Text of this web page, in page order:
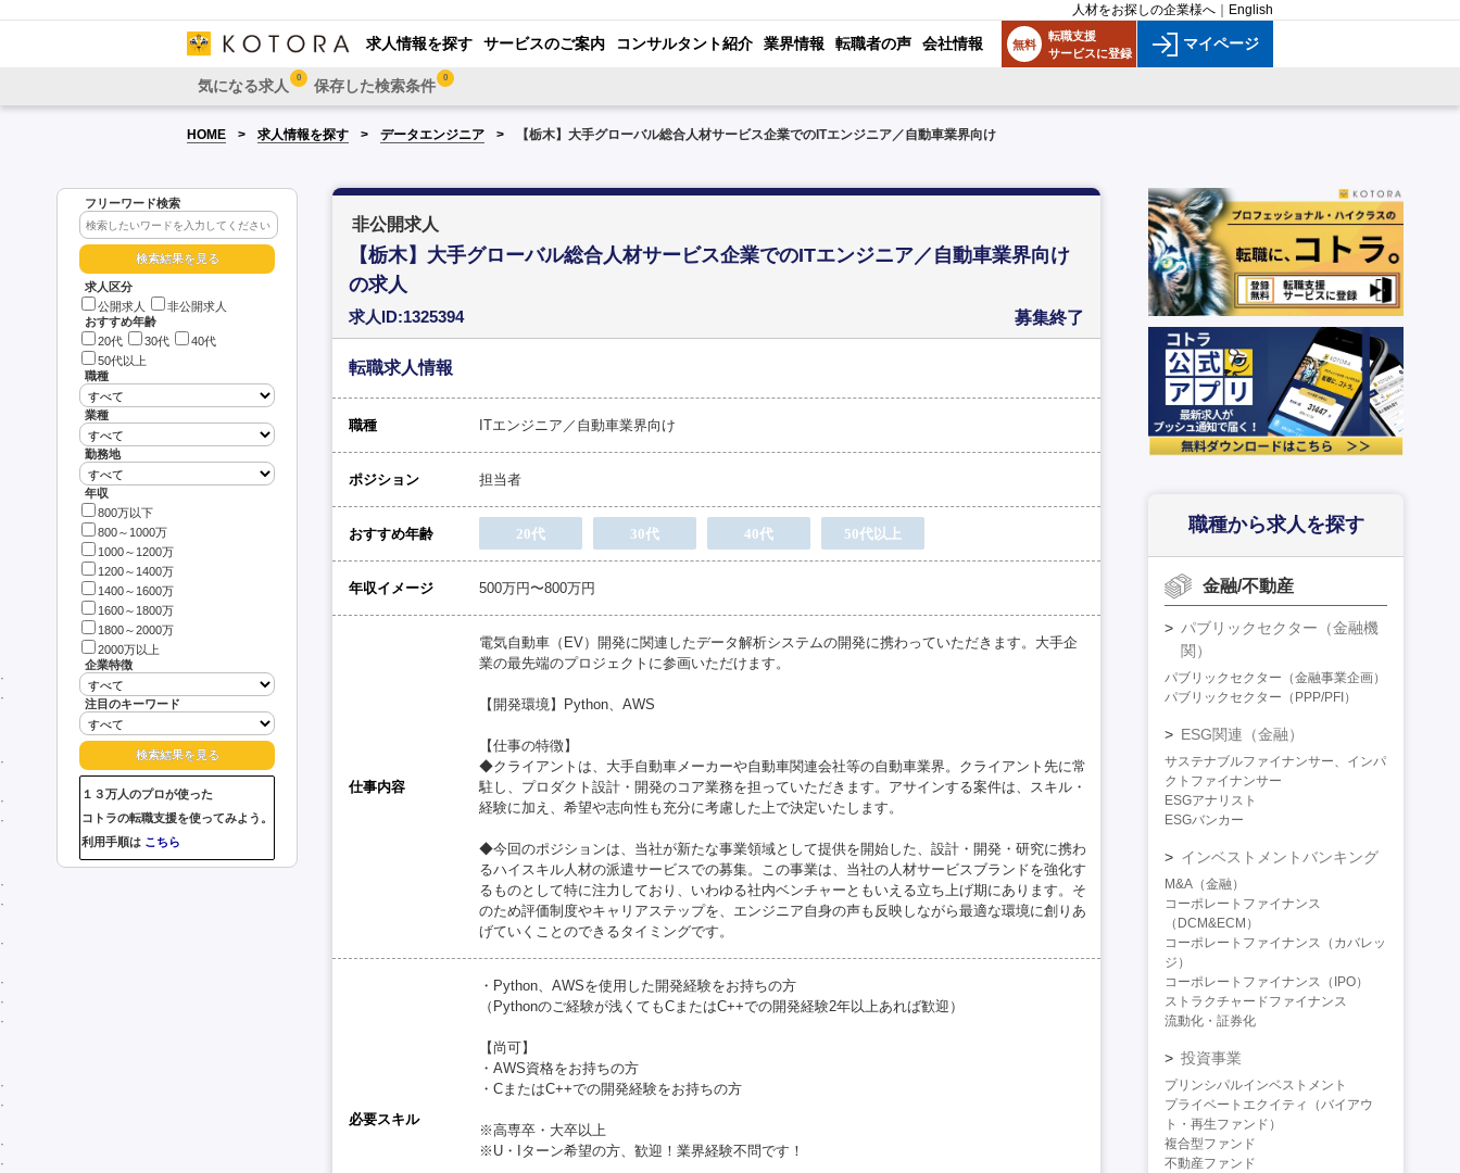
人材をお探しの企業様へ English
求人情報を探す サービスのご案内 コンサルタント紹介 業界情報 転職者の声 会社情報 無料
転職支援
サービスに登録
マイページ
気になる求人 0 保存した検索条件 0
HOME 求人情報を探す データエンジニア 【栃木】大手グローバル総合人材サービス企業でのITエンジニア／自動車業界向け
フリーワード検索
求人区分
公開求人
非公開求人
おすすめ年齢
20代
30代
40代
50代以上
職種
業種
勤務地
年収
800万以下
800～1000万
1000～1200万
1200～1400万
1400～1600万
1600～1800万
1800～2000万
2000万以上
企業特徴
注目のキーワード
１３万人のプロが使った
コトラの転職支援を使ってみよう。
利用手順は こちら
非公開求人
【栃木】大手グローバル総合人材サービス企業でのITエンジニア／自動車業界向け
の求人
求人ID:1325394 募集終了
転職求人情報
職種 ITエンジニア／自動車業界向け
ポジション 担当者
おすすめ年齢 20代 30代 40代 50代以上
年収イメージ 500万円〜800万円
仕事内容
電気自動車（EV）開発に関連したデータ解析システムの開発に携わっていただきます。大手企
業の最先端のプロジェクトに参画いただけます。
【開発環境】Python、AWS
【仕事の特徴】
◆クライアントは、大手自動車メーカーや自動車関連会社等の自動車業界。クライアント先に常
駐し、プロダクト設計・開発のコア業務を担っていただきます。アサインする案件は、スキル・
経験に加え、希望や志向性も充分に考慮した上で決定いたします。
◆今回のポジションは、当社が新たな事業領域として提供を開始した、設計・開発・研究に携わ
るハイスキル人材の派遣サービスでの募集。この事業は、当社の人材サービスブランドを強化す
るものとして特に注力しており、いわゆる社内ベンチャーともいえる立ち上げ期にあります。そ
のため評価制度やキャリアステップを、エンジニア自身の声も反映しながら最適な環境に創りあ
げていくことのできるタイミングです。
必要スキル
・Python、AWSを使用した開発経験をお持ちの方
（Pythonのご経験が浅くてもCまたはC++での開発経験2年以上あれば歓迎）
【尚可】
・AWS資格をお持ちの方
・CまたはC++での開発経験をお持ちの方
※高専卒・大卒以上
※U・Iターン希望の方、歓迎！業界経験不問です！
職種から求人を探す
金融/不動産
パブリックセクター（金融機
関）
パブリックセクター（金融事業企画）
パブリックセクター（PPP/PFI）
ESG関連（金融）
サステナブルファイナンサー、インパ
クトファイナンサー
ESGアナリスト
ESGバンカー
インベストメントバンキング
M&A（金融）
コーポレートファイナンス
（DCM&ECM）
コーポレートファイナンス（カバレッ
ジ）
コーポレートファイナンス（IPO）
ストラクチャードファイナンス
流動化・証券化
投資事業
プリンシパルインベストメント
プライベートエクイティ（バイアウ
ト・再生ファンド）
複合型ファンド
不動産ファンド